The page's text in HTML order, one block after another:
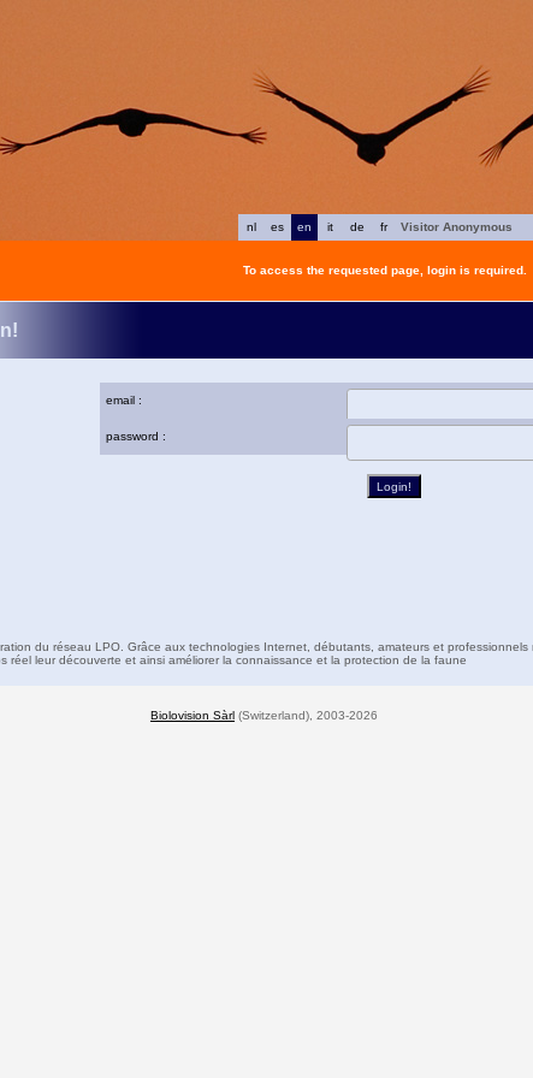
fr
de
it
en
es
nl
Visitor Anonymous
To access the requested page, login is required.
email :
password :
du réseau LPO. Grâce aux technologies Internet, débutants, amateurs et professionnels
réel leur découverte et ainsi améliorer la connaissance et la protection de la faune
Biolovision Sàrl (Switzerland), 2003-2026